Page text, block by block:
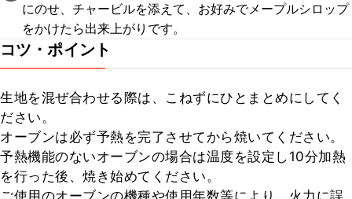
にのせ、チャービルを添えて、お好みでメープルシロップ
をかけたら出来上がりです。
コツ・ポイント
生地を混ぜ合わせる際は、こねずにひとまとめにしてく
ださい。
オーブンは必ず予熱を完了させてから焼いてください。
予熱機能のないオーブンの場合は温度を設定し10分加熱
を行った後、焼き始めてください。
ご使用のオーブンの機種や使用年数等により、火力に誤